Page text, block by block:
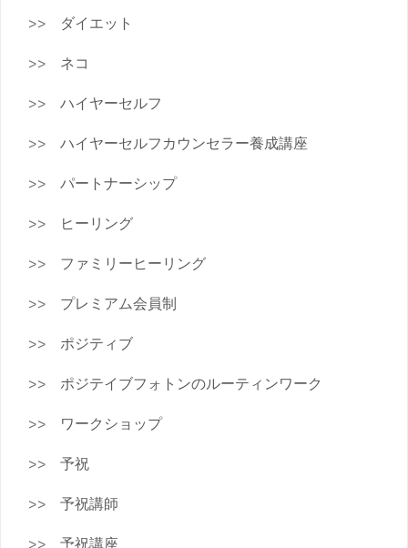
ダイエット
ネコ
ハイヤーセルフ
ハイヤーセルフカウンセラー養成講座
パートナーシップ
ヒーリング
ファミリーヒーリング
プレミアム会員制
ポジティブ
ポジテイブフォトンのルーティンワーク
ワークショップ
予祝
予祝講師
予祝講座